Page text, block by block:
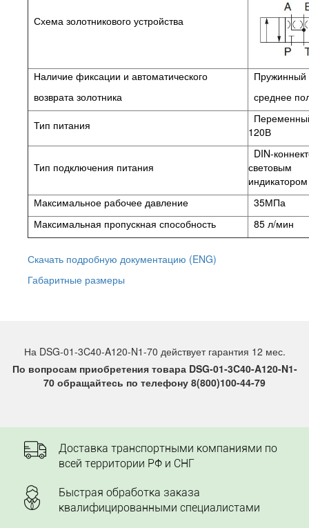
Схема золотникового устройства
Наличие фиксации и автоматического
возврата золотника
Пружинный
среднее
Тип питания
120В
Тип подключения питания
DIN-
световым
индикатором
Максимальное рабочее давление
35МПа
Максимальная пропускная способность
85 л/мин
Скачать подробную документацию (ENG)
Габаритные размеры
На DSG-01-3C40-A120-N1-70 действует гарантия 12 мес.
По вопросам приобретения товара DSG-01-3C40-A120-N1-
70 обращайтесь по телефону 8(800)100-44-79
Доставка транспортными компаниями по
всей территории РФ и СНГ
Быстрая обработка заказа
квалифицированными специалистами